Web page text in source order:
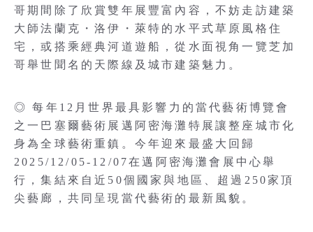
哥期間除了欣賞雙年展豐富內容，不妨走訪建築
大師法蘭克・洛伊・萊特的水平式草原風格住
宅，或搭乘經典河道遊船，從水面視角一覽芝加
哥舉世聞名的天際線及城市建築魅力。
◎ 每年12月世界最具影響力的當代藝術博覽會
之一巴塞爾藝術展邁阿密海灘特展讓整座城市化
身為全球藝術重鎮。今年迎來最盛大回歸
2025/12/05-12/07在邁阿密海灘會展中心舉
行，集結來自近50個國家與地區、超過250家頂
尖藝廊，共同呈現當代藝術的最新風貌。